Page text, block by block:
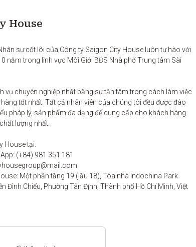
House
sự cốt lõi của Công ty Saigon City House luôn tự hào với
năm trong lĩnh vực Môi Giới BĐS Nhà phố Trung tâm Sài
vụ chuyên nghiệp nhất bằng sự tận tâm trong cách làm việc
tốt nhất. Tất cả nhân viên của chúng tôi đều được đào
pháp lý, sản phẩm đa dạng để cung cấp cho khách hàng
lượng nhất.
House tại:
(+84) 981 351 181
Một phần tầng 19 (lầu 18), Tòa nhà Indochina Park
Đình Chiểu, Phường Tân Định, Thành phố Hồ Chí Minh, Việt